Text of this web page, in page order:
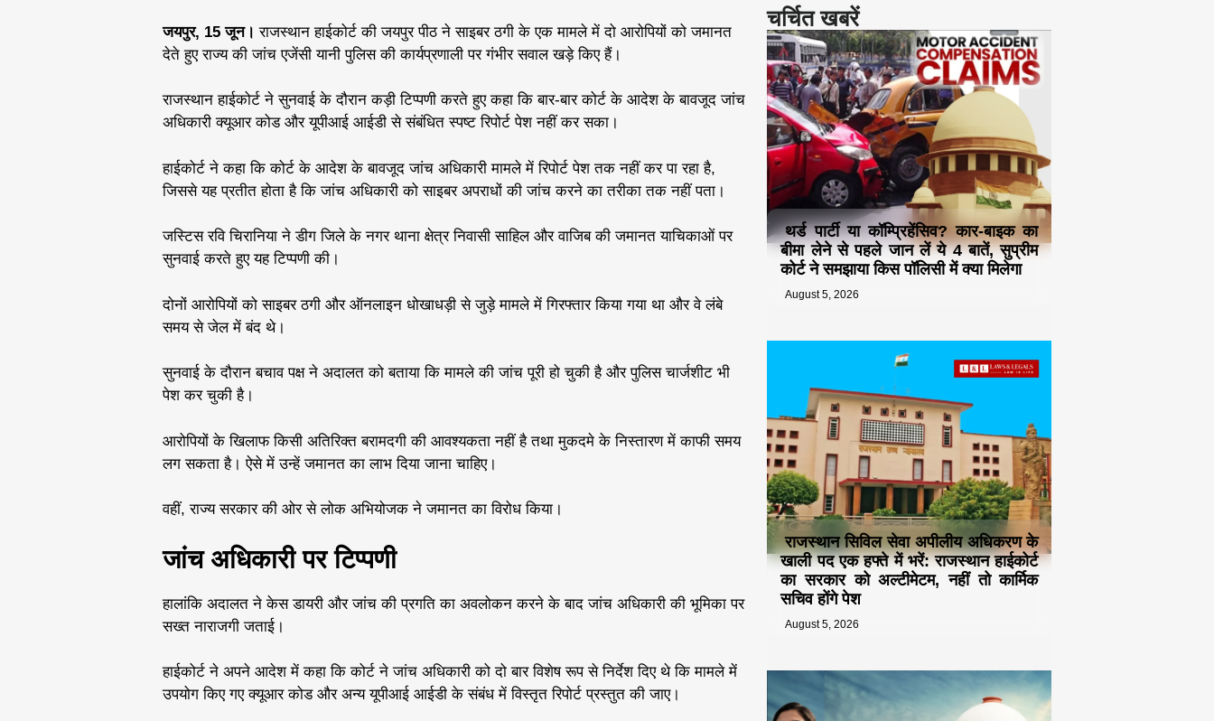
चर्चित खबरें
थर्ड पार्टी या कॉम्प्रिहेंसिव? कार-बाइक का
बीमा लेने से पहले जान लें ये 4 बातें, सुप्रीम
कोर्ट ने समझाया किस पॉलिसी में क्या मिलेगा
August 5, 2026
राजस्थान सिविल सेवा अपीलीय अधिकरण के
खाली पद एक हफ्ते में भरें: राजस्थान हाईकोर्ट
का सरकार को अल्टीमेटम, नहीं तो कार्मिक
सचिव होंगे पेश
August 5, 2026
जयपुर, 15 जून। राजस्थान हाईकोर्ट की जयपुर पीठ ने साइबर ठगी के एक मामले में दो आरोपियों को जमानत
देते हुए राज्य की जांच एजेंसी यानी पुलिस की कार्यप्रणाली पर गंभीर सवाल खड़े किए हैं।
राजस्थान हाईकोर्ट ने सुनवाई के दौरान कड़ी टिप्पणी करते हुए कहा कि बार-बार कोर्ट के आदेश के बावजूद जांच
अधिकारी क्यूआर कोड और यूपीआई आईडी से संबंधित स्पष्ट रिपोर्ट पेश नहीं कर सका।
हाईकोर्ट ने कहा कि कोर्ट के आदेश के बावजूद जांच अधिकारी मामले में रिपोर्ट पेश तक नहीं कर पा रहा है,
जिससे यह प्रतीत होता है कि जांच अधिकारी को साइबर अपराधों की जांच करने का तरीका तक नहीं पता।
जस्टिस रवि चिरानिया ने डीग जिले के नगर थाना क्षेत्र निवासी साहिल और वाजिब की जमानत याचिकाओं पर
सुनवाई करते हुए यह टिप्पणी की।
दोनों आरोपियों को साइबर ठगी और ऑनलाइन धोखाधड़ी से जुड़े मामले में गिरफ्तार किया गया था और वे लंबे
समय से जेल में बंद थे।
सुनवाई के दौरान बचाव पक्ष ने अदालत को बताया कि मामले की जांच पूरी हो चुकी है और पुलिस चार्जशीट भी
पेश कर चुकी है।
आरोपियों के खिलाफ किसी अतिरिक्त बरामदगी की आवश्यकता नहीं है तथा मुकदमे के निस्तारण में काफी समय
लग सकता है। ऐसे में उन्हें जमानत का लाभ दिया जाना चाहिए।
वहीं, राज्य सरकार की ओर से लोक अभियोजक ने जमानत का विरोध किया।
जांच अधिकारी पर टिप्पणी
हालांकि अदालत ने केस डायरी और जांच की प्रगति का अवलोकन करने के बाद जांच अधिकारी की भूमिका पर
सख्त नाराजगी जताई।
हाईकोर्ट ने अपने आदेश में कहा कि कोर्ट ने जांच अधिकारी को दो बार विशेष रूप से निर्देश दिए थे कि मामले में
उपयोग किए गए क्यूआर कोड और अन्य यूपीआई आईडी के संबंध में विस्तृत रिपोर्ट प्रस्तुत की जाए।